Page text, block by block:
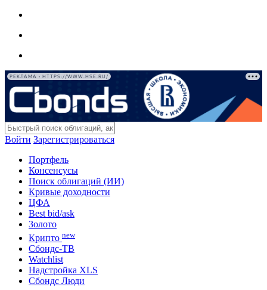
РЕКЛАМА • HTTPS://WWW.HSE.RU/
Войти Зарегистрироваться
Портфель
Консенсусы
Поиск облигаций (ИИ)
Кривые доходности
ЦФА
Best bid/ask
Золото
Крипто new
Сбондс-ТВ
Watchlist
Надстройка XLS
Сбондс Люди